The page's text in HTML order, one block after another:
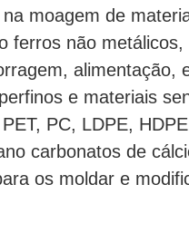
moagem de
ferros não
alimentação,
e materiais
PC, LDPE,
carbonatos de
os moldar e